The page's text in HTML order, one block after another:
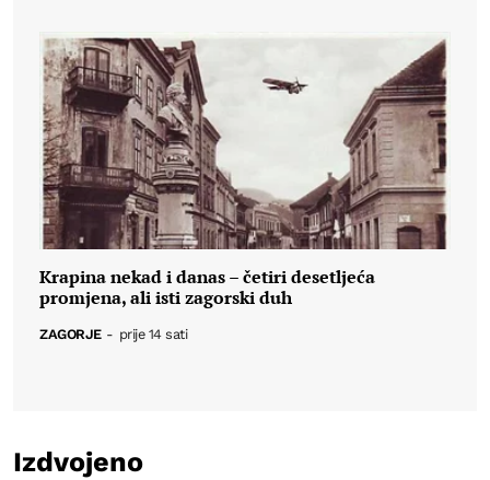
Krapina nekad i danas – četiri desetljeća
promjena, ali isti zagorski duh
ZAGORJE - prije 14 sati
Izdvojeno